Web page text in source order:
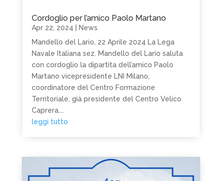
Cordoglio per l’amico Paolo Martano
Apr 22, 2024
News
Mandello del Lario, 22 Aprile 2024 La Lega
Navale Italiana sez. Mandello del Lario saluta
con cordoglio la dipartita dell’amico Paolo
Martano vicepresidente LNI Milano,
coordinatore del Centro Formazione
Territoriale, già presidente del Centro Velico
Caprera....
leggi tutto